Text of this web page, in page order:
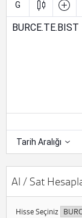
Al / Sat
Hisse Seçiniz